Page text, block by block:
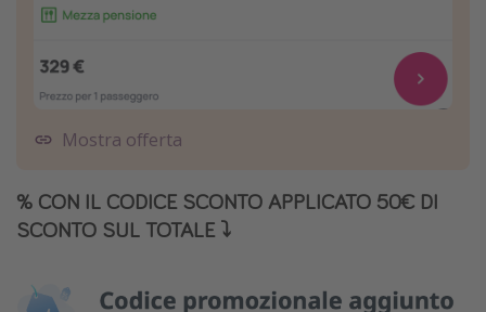
Mostra offerta
% CON IL CODICE SCONTO APPLICATO 50€ DI
SCONTO SUL TOTALE ⤵️